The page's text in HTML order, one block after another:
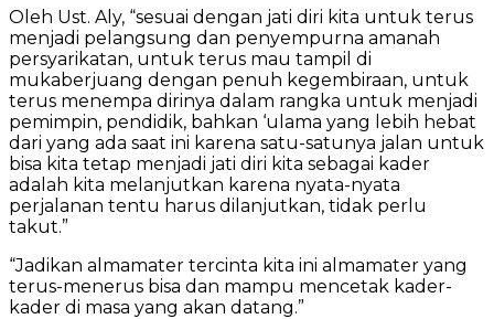
Oleh Ust. Aly, “sesuai dengan jati diri kita untuk terus
menjadi pelangsung dan penyempurna amanah
persyarikatan, untuk terus mau tampil di
mukaberjuang dengan penuh kegembiraan, untuk
terus menempa dirinya dalam rangka untuk menjadi
pemimpin, pendidik, bahkan ‘ulama yang lebih hebat
dari yang ada saat ini karena satu-satunya jalan untuk
bisa kita tetap menjadi jati diri kita sebagai kader
adalah kita melanjutkan karena nyata-nyata
perjalanan tentu harus dilanjutkan, tidak perlu
takut.”
“Jadikan almamater tercinta kita ini almamater yang
terus-menerus bisa dan mampu mencetak kader-
kader di masa yang akan datang.”